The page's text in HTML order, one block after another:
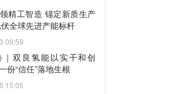
精工智造 锚定新质生产
全球先进产能标杆
09:59
｜双良氢能以实干和创
份“信任”落地生根
15:05